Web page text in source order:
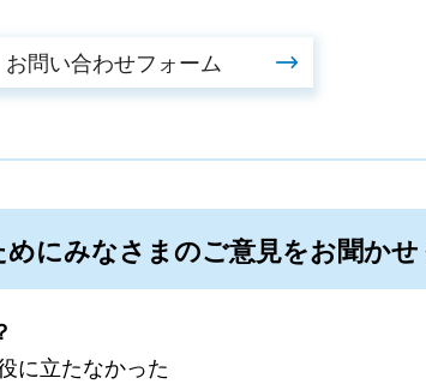
にみなさまのご意見をお聞か
に立たなかった